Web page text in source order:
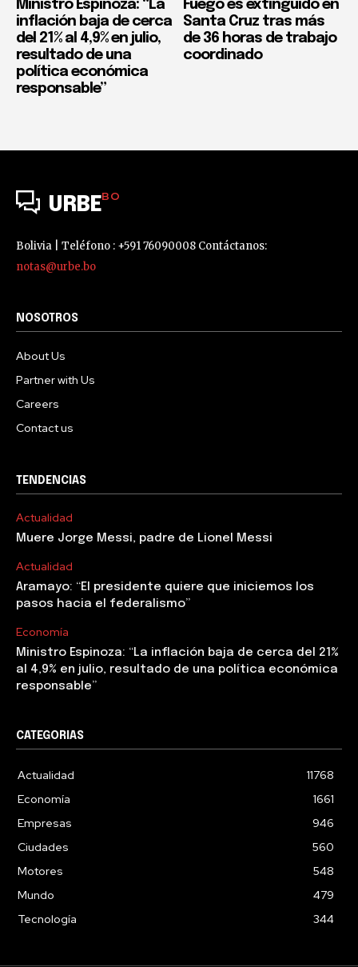
Ministro Espinoza: “La
inflación baja de cerca
del 21% al 4,9% en julio,
resultado de una
política económica
responsable”
Fuego es extinguido en
Santa Cruz tras más
de 36 horas de trabajo
coordinado
URBEBO
Bolivia | Teléfono : +591 76090008 Contáctanos:
notas@urbe.bo
NOSOTROS
About Us
Partner with Us
Careers
Contact us
TENDENCIAS
Actualidad
Muere Jorge Messi, padre de Lionel Messi
Actualidad
Aramayo: “El presidente quiere que iniciemos los
pasos hacia el federalismo”
Economía
Ministro Espinoza: “La inflación baja de cerca del 21%
al 4,9% en julio, resultado de una política económica
responsable”
CATEGORIAS
Actualidad
11768
Economía
1661
Empresas
946
Ciudades
560
Motores
548
Mundo
479
Tecnología
344